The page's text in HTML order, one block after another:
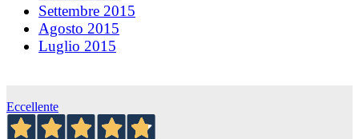
Settembre 2015
Agosto 2015
Luglio 2015
Eccellente